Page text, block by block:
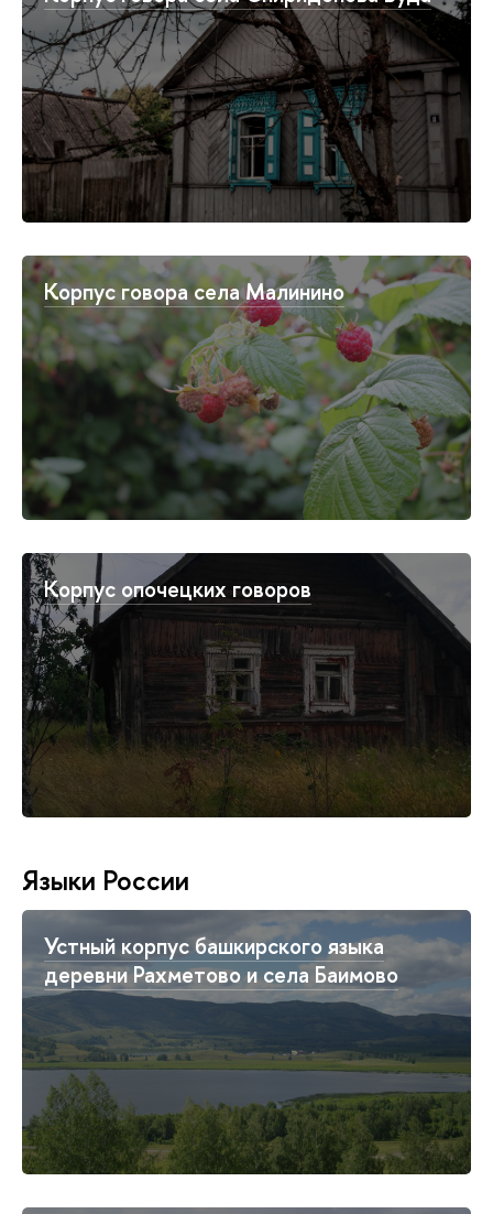
Корпус говора села Малинино
Корпус опочецких говоров
Языки России
Устный корпус башкирского языка
деревни Рахметово и села Баимово